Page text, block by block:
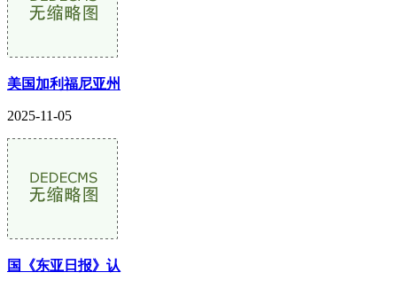
美国加利福尼亚州
2025-11-05
国《东亚日报》认